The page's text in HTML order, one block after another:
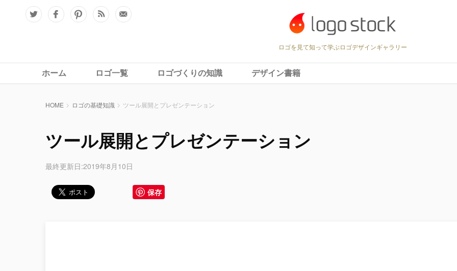
ロゴを見て知って学ぶロゴデザインギャラリー
ホーム ロゴ一覧 ロゴづくりの知識 デザイン書籍
HOME ロゴの基礎知識 ツール展開とプレゼンテーション
ツール展開とプレゼンテーション
最終更新日:2019年8月10日
保存